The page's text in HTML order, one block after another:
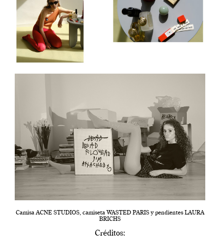
Camisa ACNE STUDIOS, camiseta WASTED PARIS y pendientes LAURA
BRICHS
Créditos: